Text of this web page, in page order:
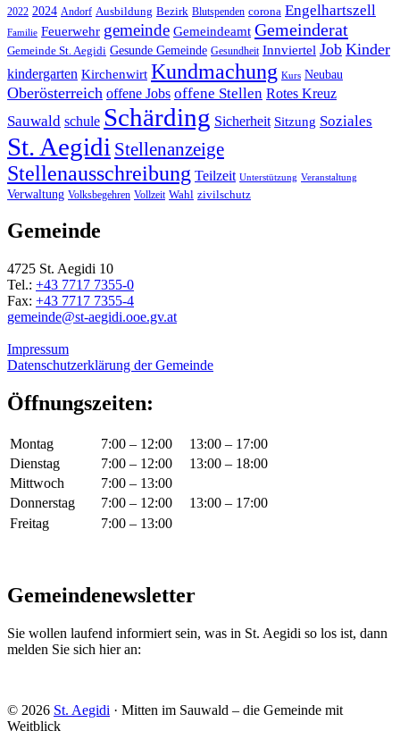
2022 2024 Andorf Ausbildung Bezirk Blutspenden corona Engelhartszell
Familie Feuerwehr gemeinde Gemeindeamt Gemeinderat
Gemeinde St. Aegidi Gesunde Gemeinde Gesundheit Innviertel Job Kinder
kindergarten Kirchenwirt Kundmachung Kurs Neubau
Oberösterreich offene Jobs offene Stellen Rotes Kreuz
Sauwald schule Schärding Sicherheit Sitzung Soziales
St. Aegidi Stellenanzeige
Stellenausschreibung Teilzeit Unterstützung Veranstaltung
Verwaltung Volksbegehren Vollzeit Wahl zivilschutz
Gemeinde
4725 St. Aegidi 10
Tel.: +43 7717 7355-0
Fax: +43 7717 7355-4
gemeinde@st-aegidi.ooe.gv.at
Impressum
Datenschutzerklärung der Gemeinde
Öffnungszeiten:
Montag 7:00 – 12:00
13:00 – 17:00
Dienstag
7:00 – 12:00
13:00 – 18:00
Mittwoch
7:00 – 13:00
Donnerstag
7:00 – 12:00
13:00 – 17:00
Freitag
7:00 – 13:00
Gemeindenewsletter
Sie wollen laufend informiert sein, was in St. Aegidi so los ist, dann
melden Sie sich hier an:
© 2026 St. Aegidi · Mitten im Sauwald – die Gemeinde mit
Weitblick